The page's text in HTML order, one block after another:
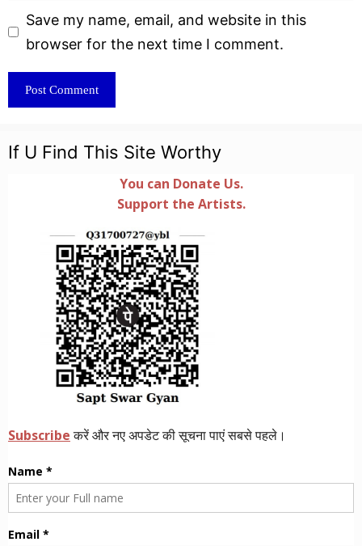
Website
Save my name, email, and website in this
browser for the next time I comment.
If U Find This Site Worthy